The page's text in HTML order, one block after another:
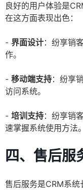
良好的用户体验是
在这方面表现出色：
- 界面设计：纷享销
作。
- 移动端支持：纷享
访问系统。
- 培训支持：纷享销
速掌握系统使用方法。
四、售后服
售后服务是CRM系